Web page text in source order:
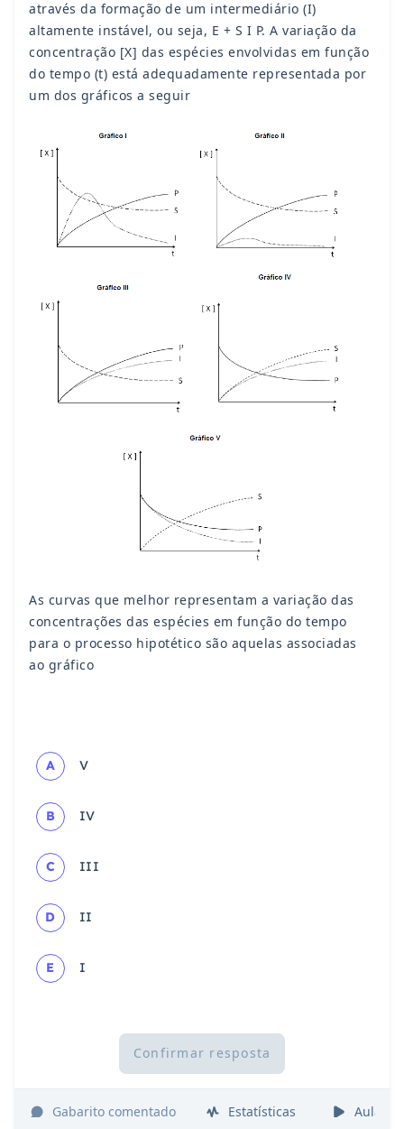
através da formação de um intermediário (I)
altamente instável, ou seja, E + S I P. A variação da
concentração [X] das espécies envolvidas em função
do tempo (t) está adequadamente representada por
um dos gráficos a seguir
As curvas que melhor representam a variação das
concentrações das espécies em função do tempo
para o processo hipotético são aquelas associadas
ao gráfico
A V
B IV
C III
D II
E I
Confirmar resposta
Gabarito comentado Estatísticas Aulas